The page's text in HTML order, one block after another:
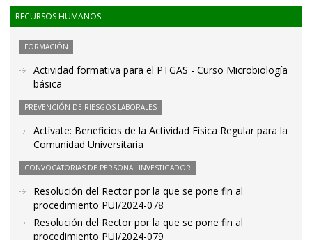
RECURSOS HUMANOS
FORMACIÓN
Actividad formativa para el PTGAS - Curso Microbiología
básica
PREVENCIÓN DE RIESGOS LABORALES
Actívate: Beneficios de la Actividad Física Regular para la
Comunidad Universitaria
CONVOCATORIAS DE PERSONAL INVESTIGADOR
Resolución del Rector por la que se pone fin al
procedimiento PUI/2024-078
Resolución del Rector por la que se pone fin al
procedimiento PUI/2024-079